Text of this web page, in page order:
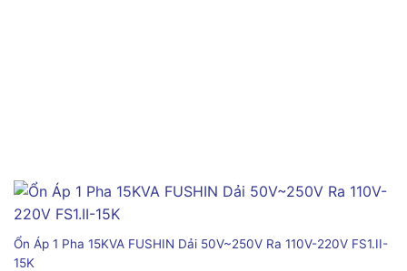
Ổn Áp 1 Pha 15KVA FUSHIN Dải 50V~250V Ra 110V-220V FS1.II-
15K